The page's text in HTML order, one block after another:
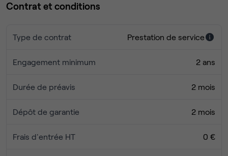
Contrat et conditions
Type de contrat Prestation de service
Engagement minimum 2 ans
Durée de préavis 2 mois
Dépôt de garantie 2 mois
Frais d'entrée HT 0 €